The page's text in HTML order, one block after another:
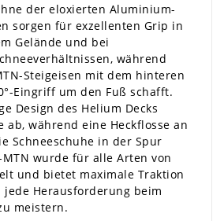
der eloxierten Aluminium-
sorgen für exzellenten Grip in
Gelände und bei
während
Steigeisen mit dem hinteren
Eingriff um den Fuß schafft.
Design des Helium Decks
ab, während eine Heckflosse an
Schneeschuhe in der Spur
wurde für alle Arten von
und bietet maximale Traktion
jede Herausforderung beim
meistern.